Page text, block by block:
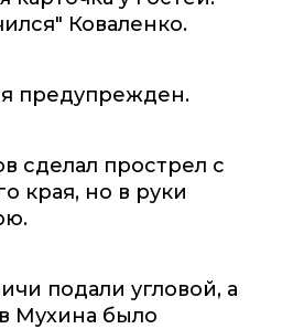
Коваленко.
предупрежден.
сделал прострел с
края, но в руки
подали угловой, а
Мухина было